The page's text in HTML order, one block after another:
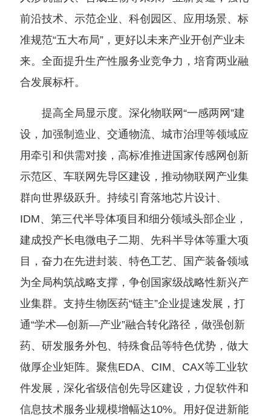
前沿技术、示范企业、科创园区、应用场景、标
准规范“五大布局”，更好以未来产业开创产业未
来。全面提升生产性服务业竞争力，培育两业融
合发展标杆。
提高全局显示度。深化物联网“一感两网”建
设，加强制造业、交通物流、城市治理等领域应
用牵引和供需对接，高标准推进国家传感网创新
示范区、车联网先导区建设，推动物联网产业集
群向世界级跃升。持续引育落地芯片设计、
IDM、第三代半导体项目和细分领域头部企业，
建成投产长电微电子二期、先科半导体等重大项
目，奋力在先进封装、特色工艺、国产装备领域
为全局构筑战略支撑，争创国家级战略性新兴产
业集群。支持生物医药“链主”企业提速发展，打
通“学术—创新—产业”融合转化路径，做强创新
药、研发服务外包、特殊食品等特色优势，做大
做厚企业矩阵。聚焦EDA、CIM、CAX等工业软
件发展，深化省级信创先导区建设，力促软件和
信息技术服务业规模增幅达10%。用好促进新能